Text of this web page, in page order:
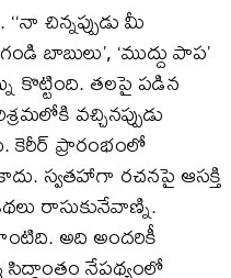
చిన్నప్పుడు మీ
బాబులు’, ‘ముద్దు పాప’
కొట్టింది. తలపై పడిన
వచ్చినప్పుడు
కెరీర్‌ ప్రారంభంలో
స్వతహాగా రచనపై ఆసక్తి
రాసుకునేవాణ్ని.
అది అందరికీ
నేపథ్యంలో